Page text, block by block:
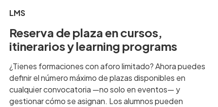
LMS
Reserva de plaza en cursos,
itinerarios y learning programs
¿Tienes formaciones con aforo limitado? Ahora puedes
definir el número máximo de plazas disponibles en
cualquier convocatoria —no solo en eventos— y
gestionar cómo se asignan. Los alumnos pueden